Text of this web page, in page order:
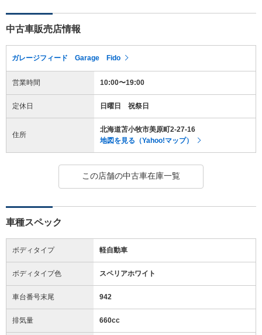
中古車販売店情報
ガレージフィード Garage Fido
営業時間 10:00〜19:00
定休日 日曜日 祝祭日
住所
北海道苫小牧市美原町2-27-16
地図を見る（Yahoo!マップ）
この店舗の中古車在庫一覧
車種スペック
ボディタイプ 軽自動車
ボディタイプ色 スペリアホワイト
車台番号末尾 942
排気量 660cc